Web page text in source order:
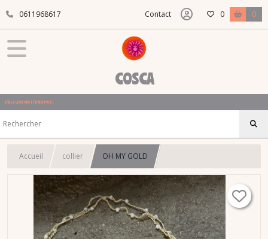
0611968617 Contact 0 0
COSCA
L'ALLURE N'ATTEND PAS !
Accueil collier OH MY GOLD